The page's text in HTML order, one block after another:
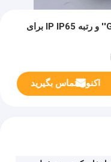
ورود کابل انتخاب کننده ضد شعله G3/4'' و رتبه IP IP65 برای
اکنون تماس بگیرید